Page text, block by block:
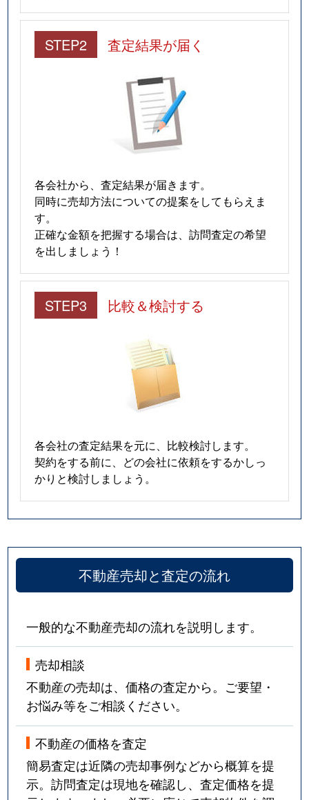
STEP2 査定結果が届く
各会社から、査定結果が届きます。
同時に売却方法についての提案をしてもらえま
す。
正確な金額を把握する場合は、訪問査定の希望
を出しましょう！
STEP3 比較＆検討する
各会社の査定結果を元に、比較検討します。
契約をする前に、どの会社に依頼をするかしっ
かりと検討しましょう。
不動産売却と査定の流れ
一般的な不動産売却の流れを説明します。
売却相談
不動産の売却は、価格の査定から。ご要望・
お悩み等をご相談ください。
不動産の価格を査定
簡易査定は近隣の売却事例などから概算を提
示。訪問査定は現地を確認し、査定価格を提